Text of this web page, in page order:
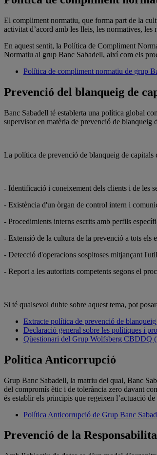
El compliment normatiu, que forma part de la
activitat d’acord amb les lleis, les normatives,
En aquest sentit, la Política de Compliment
Normatiu al grup Banc Sabadell, així com els
Política de compliment normatiu de grup
Prevenció del blanqueig de
Banc Sabadell té establerta una política global
supervisor en matèria de prevenció de
La política de prevenció de blanqueig de capitals
- Identificació i coneixement dels clients i de les
- Existència d'un òrgan de control intern i
- Procedimients interns escrits amb perfils
- Extensió de la cultura de la prevenció a tots els
- Detecció d'operacions sospitoses mitjançant
- Report a les autoritats competents segons el
Si té qualsevol dubte sobre aquest tema, pot
Extracte política de prevenció de
Declaració general sobre les polítiques i
Qüestionari del Grup Wolfsberg CBDDQ
Política Anticorrupció
Grup Banc Sabadell, la matriu del qual, Banc
del compromís ètic i de tolerància zero davant
és establir els principis que regeixen l’actuació
Política Anticorrupció de Grup Banc
Prevenció de la